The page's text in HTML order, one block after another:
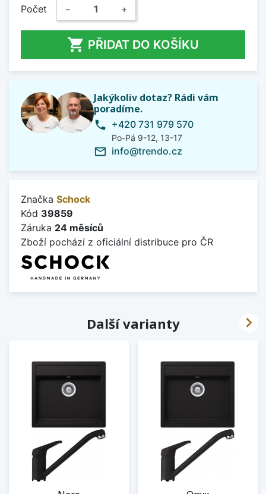
Počet − +
 PŘIDAT DO KOŠÍKU
Jakýkoliv dotaz? Rádi vám
poradíme.
phone +420 731 979 570
Po-Pá 9-12, 13-17
mail_outline info@trendo.cz
Značka Schock
Kód 39859
Záruka 24 měsíců
Zboží pochází z oficiální distribuce pro ČR
Další varianty 